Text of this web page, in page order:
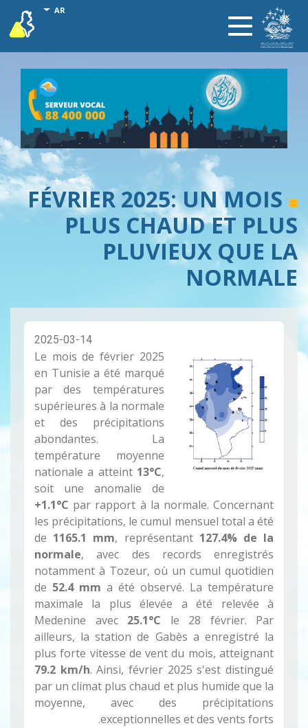
تجاوز
المحتوى
Toggle
navigation
AR
actions
vigilance
FÉVRIER 2025: UN MOIS
PLUS CHAUD ET PLUS
PLUVIEUX QUE LA
NORMALE
2025-03-14
Le mois de février 2025
en Tunisie a été marqué
par des températures
supérieures à la normale
et des précipitations
abondantes. La
température moyenne
nationale a atteint 13°C,
soit une anomalie de
+1.1°C par rapport à la normale. Concernant
les précipitations, le cumul mensuel total a été
de 1165.1 mm, représentant 127.4% de la
normale, avec des records enregistrés
notamment à Tozeur, où un cumul quotidien
de 52.4 mm a été observé. La température
maximale la plus élevée a été relevée à
Medenine avec 25.1°C le 28 février. Par
ailleurs, la station de Gabès a enregistré la
plus forte vitesse de vent du mois, atteignant
79.2 km/h. Ainsi, février 2025 s'est distingué
par un climat plus chaud et plus humide que la
moyenne, avec des précipitations
exceptionnelles et des vents forts.